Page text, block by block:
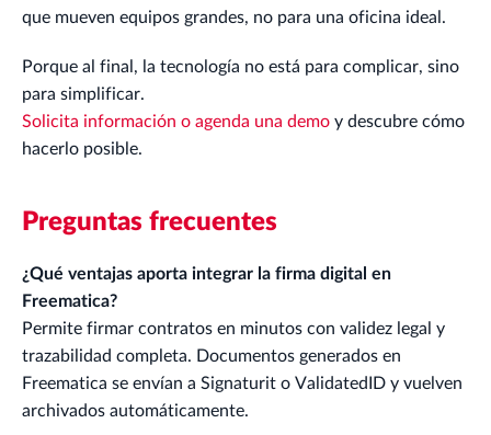
que mueven equipos grandes, no para una oficina ideal.
Porque al final, la tecnología no está para complicar, sino
para simplificar.
Solicita información o agenda una demo y descubre cómo
hacerlo posible.
Preguntas frecuentes
¿Qué ventajas aporta integrar la firma digital en
Freematica?
Permite firmar contratos en minutos con validez legal y
trazabilidad completa. Documentos generados en
Freematica se envían a Signaturit o ValidatedID y vuelven
archivados automáticamente.